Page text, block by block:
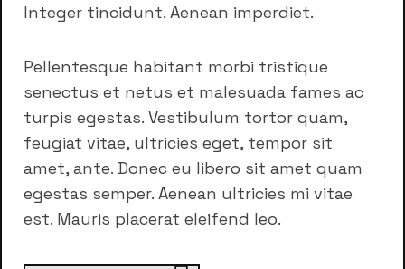
Integer tincidunt. Aenean imperdiet.
Pellentesque habitant morbi tristique
senectus et netus et malesuada fames ac
turpis egestas. Vestibulum tortor quam,
feugiat vitae, ultricies eget, tempor sit
amet, ante. Donec eu libero sit amet quam
egestas semper. Aenean ultricies mi vitae
est. Mauris placerat eleifend leo.